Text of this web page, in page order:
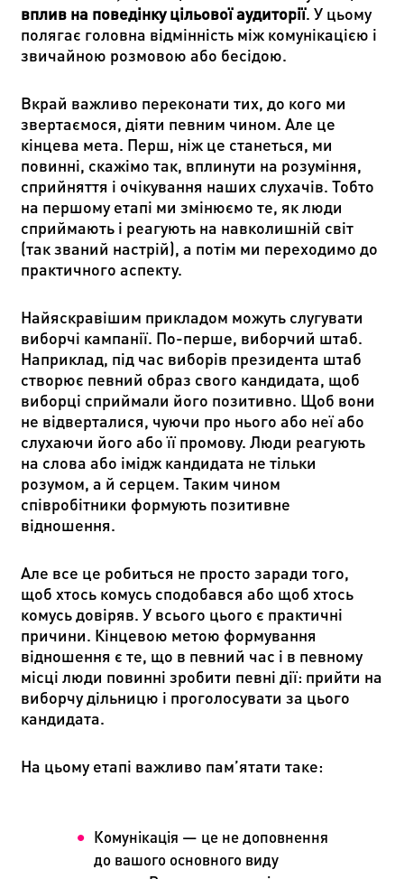
вплив на поведінку цільової аудиторії. У цьому
полягає головна відмінність між комунікацією і
звичайною розмовою або бесідою.
Вкрай важливо переконати тих, до кого ми
звертаємося, діяти певним чином. Але це
кінцева мета. Перш, ніж це станеться, ми
повинні, скажімо так, вплинути на розуміння,
сприйняття і очікування наших слухачів. Тобто
на першому етапі ми змінюємо те, як люди
сприймають і реагують на навколишній світ
(так званий настрій), а потім ми переходимо до
практичного аспекту.
Найяскравішим прикладом можуть слугувати
виборчі кампанії. По-перше, виборчий штаб.
Наприклад, під час виборів президента штаб
створює певний образ свого кандидата, щоб
виборці сприймали його позитивно. Щоб вони
не відверталися, чуючи про нього або неї або
слухаючи його або її промову. Люди реагують
на слова або імідж кандидата не тільки
розумом, а й серцем. Таким чином
співробітники формують позитивне
відношення.
Але все це робиться не просто заради того,
щоб хтось комусь сподобався або щоб хтось
комусь довіряв. У всього цього є практичні
причини. Кінцевою метою формування
відношення є те, що в певний час і в певному
місці люди повинні зробити певні дії: прийти на
виборчу дільницю і проголосувати за цього
кандидата.
На цьому етапі важливо пам’ятати таке:
Комунікація — це не доповнення
до вашого основного виду